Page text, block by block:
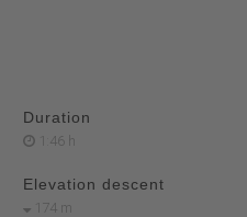
Duration
1:46 h
Elevation descent
174 m